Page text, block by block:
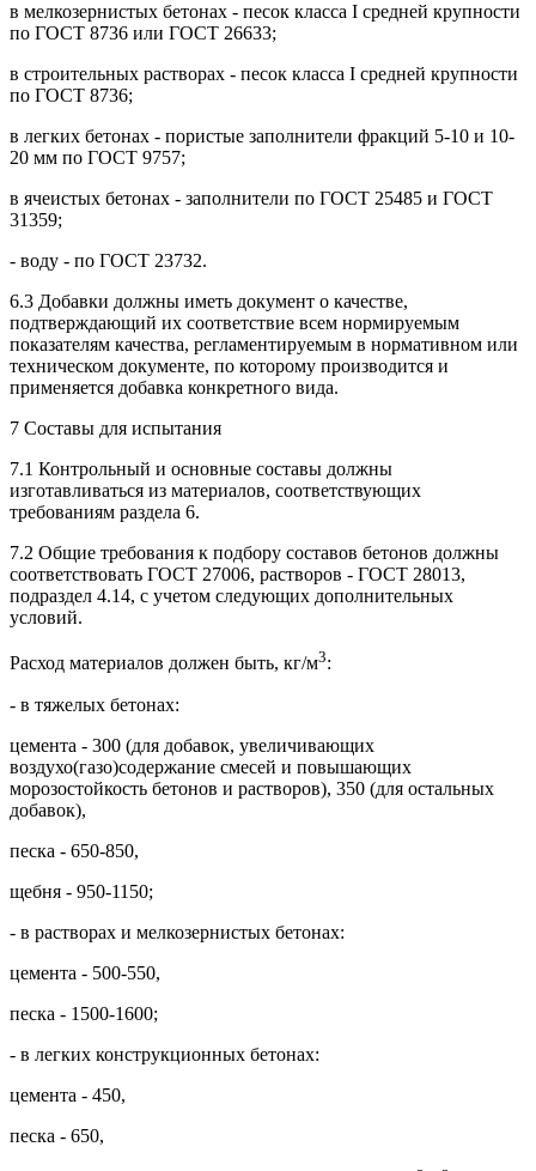
в мелкозернистых бетонах - песок класса I средней крупности
по ГОСТ 8736 или ГОСТ 26633;
в строительных растворах - песок класса I средней крупности
по ГОСТ 8736;
в легких бетонах - пористые заполнители фракций 5-10 и 10-
20 мм по ГОСТ 9757;
в ячеистых бетонах - заполнители по ГОСТ 25485 и ГОСТ
31359;
- воду - по ГОСТ 23732.
6.3 Добавки должны иметь документ о качестве,
подтверждающий их соответствие всем нормируемым
показателям качества, регламентируемым в нормативном или
техническом документе, по которому производится и
применяется добавка конкретного вида.
7 Составы для испытания
7.1 Контрольный и основные составы должны
изготавливаться из материалов, соответствующих
требованиям раздела 6.
7.2 Общие требования к подбору составов бетонов должны
соответствовать ГОСТ 27006, растворов - ГОСТ 28013,
подраздел 4.14, с учетом следующих дополнительных
условий.
Расход материалов должен быть, кг/м3:
- в тяжелых бетонах:
цемента - 300 (для добавок, увеличивающих
воздухо(газо)содержание смесей и повышающих
морозостойкость бетонов и растворов), 350 (для остальных
добавок),
песка - 650-850,
щебня - 950-1150;
- в растворах и мелкозернистых бетонах:
цемента - 500-550,
песка - 1500-1600;
- в легких конструкционных бетонах:
цемента - 450,
песка - 650,